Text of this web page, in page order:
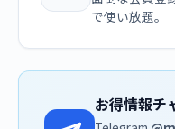
で使い放題。
お得情報チ